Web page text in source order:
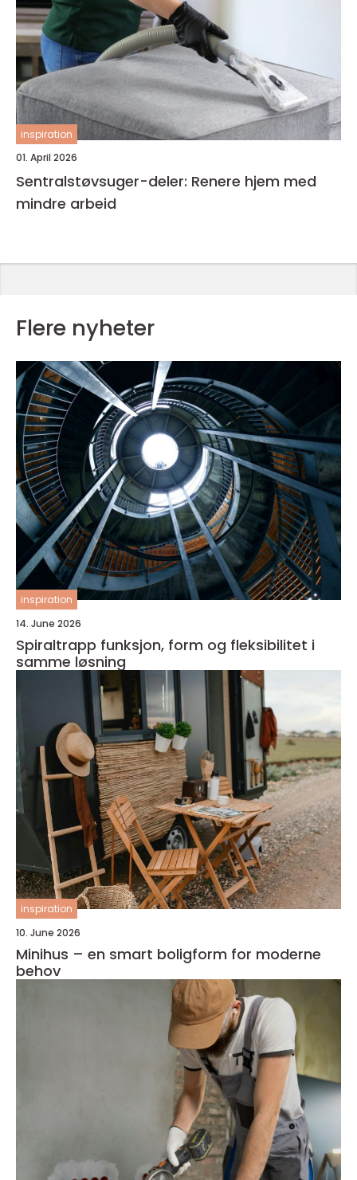
inspiration
01. April 2026
Sentralstøvsuger-deler: Renere hjem med
mindre arbeid
Flere nyheter
inspiration
14. June 2026
Spiraltrapp funksjon, form og fleksibilitet i
samme løsning
inspiration
10. June 2026
Minihus – en smart boligform for moderne
behov